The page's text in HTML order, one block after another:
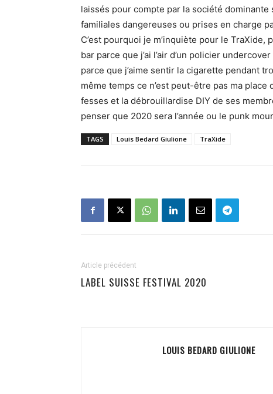
laissés pour compte par la société
familiales dangereuses ou prises en charge
C’est pourquoi je m’inquiète pour le TraXide,
bar parce que j’ai l’air d’un policier
parce que j’aime sentir la cigarette pendant
même temps ce n’est peut-être pas ma
fesses et la débrouillardise DIY de ses
penser que 2020 sera l’année ou le punk
TAGS Louis Bedard Giulione TraXide
Article précédent
LABEL SUISSE FESTIVAL 2020
LOUIS BEDARD GIULIONE